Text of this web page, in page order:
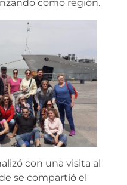
como región.
con una visita al
se compartió el